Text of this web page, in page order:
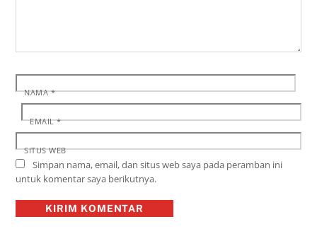
NAMA*
EMAIL*
SITUS WEB
Simpan nama, email, dan situs web saya pada peramban ini
untuk komentar saya berikutnya.